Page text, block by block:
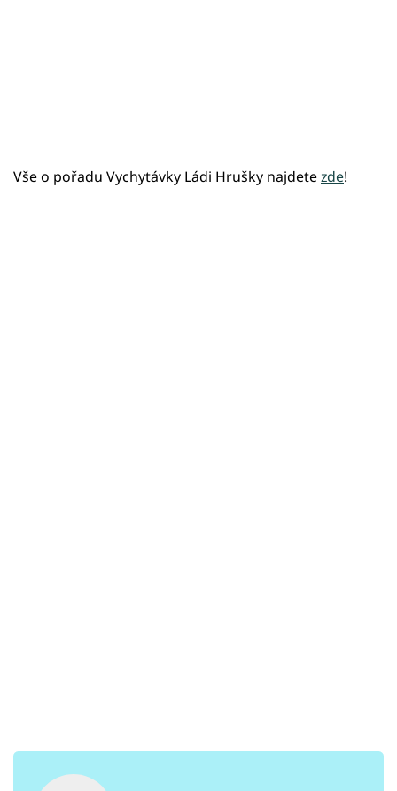
Vše o pořadu Vychytávky Ládi Hrušky najdetezde!